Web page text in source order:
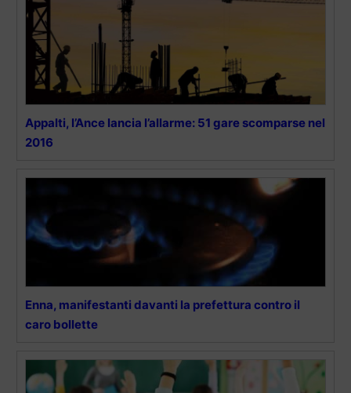
Appalti, l’Ance lancia l’allarme: 51 gare scomparse nel
2016
Enna, manifestanti davanti la prefettura contro il
caro bollette